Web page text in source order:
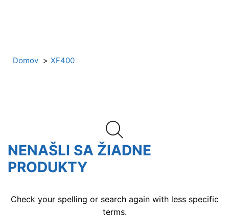
Domov XF400
NENAŠLI SA ŽIADNE
PRODUKTY
Check your spelling or search again with less specific
terms.